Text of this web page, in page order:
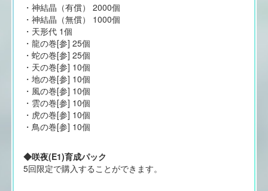
・神結晶（有償） 2000個
・神結晶（無償） 1000個
・天形代 1個
・龍の巻[参] 25個
・蛇の巻[参] 25個
・天の巻[参] 10個
・地の巻[参] 10個
・風の巻[参] 10個
・雲の巻[参] 10個
・虎の巻[参] 10個
・鳥の巻[参] 10個
◆咲夜(E1)育成パック
5回限定で購入することができます。